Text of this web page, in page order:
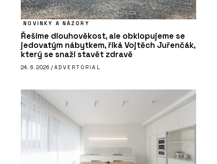
NOVINKY A NÁZORY
Řešíme dlouhověkost, ale obklopujeme se
jedovatým nábytkem, říká Vojtěch Juřenčák,
který se snaží stavět zdravě
24. 6. 2026 / ADVERTORIAL